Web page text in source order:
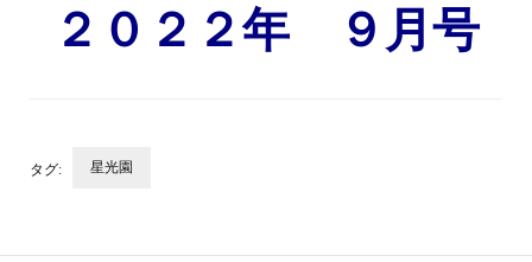
２０２２年 ９月号
タグ: 星光園